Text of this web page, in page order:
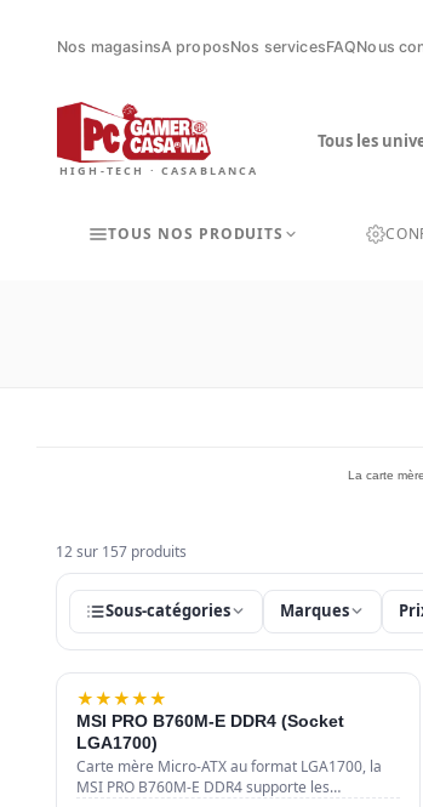
Nos magasinsA proposNos servicesFAQNous
HIGH-TECH · CASABLANCA
TOUS NOS PRODUITS
La carte
12 sur 157 produits
Sous-catégories Marques
★★★★★
MSI PRO B760M-E DDR4 (Socket
LGA1700)
Carte mère Micro-ATX au format LGA1700, la
MSI PRO B760M-E DDR4 supporte les